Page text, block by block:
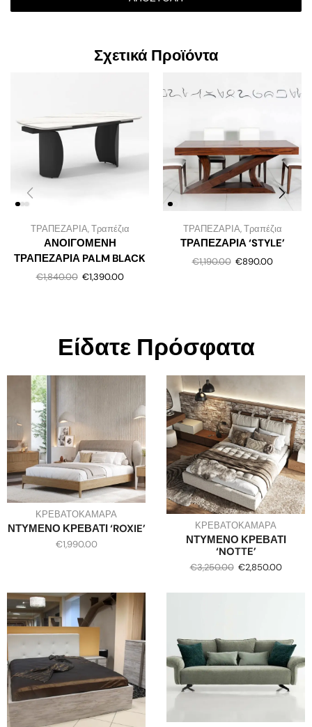
Σχετικά Προϊόντα
ΤΡΑΠΕΖΑΡΙΑ,Τραπέζια
ΑΝΟΙΓΟΜΕΝΗ
ΤΡΑΠΕΖΑΡΙΑ PALM BLACK
€1,840.00 €1,390.00
ΤΡΑΠΕΖΑΡΙΑ,Τραπέζια
ΤΡΑΠΕΖΑΡΙΑ ‘STYLE’
€1,190.00 €890.00
Είδατε Πρόσφατα
ΚΡΕΒΑΤΟΚΑΜΑΡΑ
ΝΤΥΜΕΝΟ ΚΡΕΒΑΤΙ ‘ROXIE’
€1,990.00
ΚΡΕΒΑΤΟΚΑΜΑΡΑ
ΝΤΥΜΕΝΟ ΚΡΕΒΑΤΙ
‘NOTTE’
€3,250.00 €2,850.00